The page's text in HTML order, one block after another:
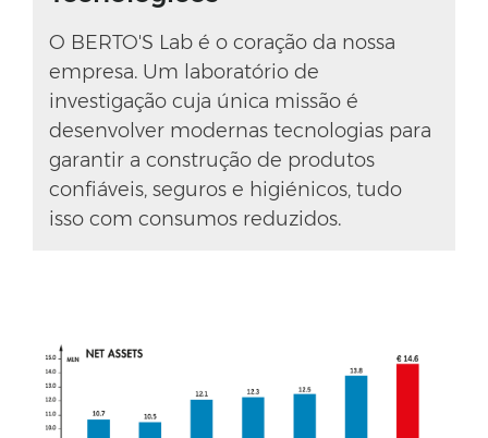
O BERTO'S Lab é o coração da nossa
empresa. Um laboratório de
investigação cuja única missão é
desenvolver modernas tecnologias para
garantir a construção de produtos
confiáveis, seguros e higiénicos, tudo
isso com consumos reduzidos.